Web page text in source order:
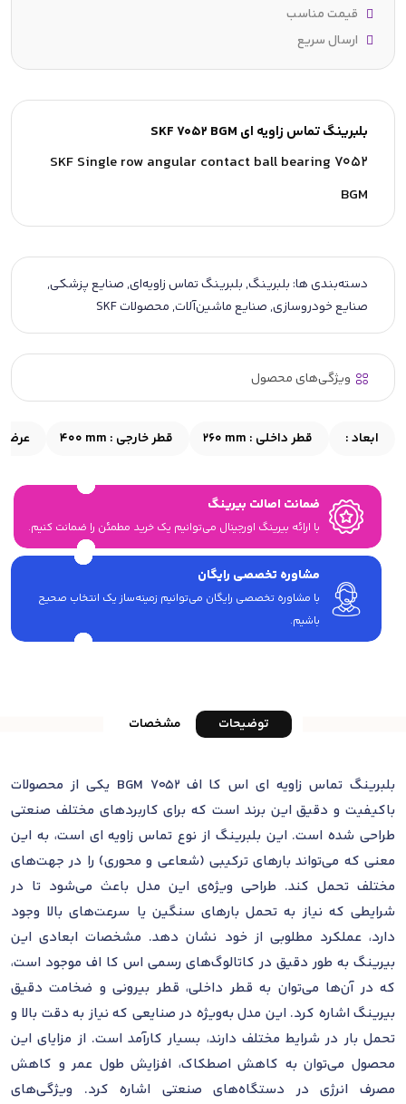
بلبرینگ تماس زاویه ای SKF 7052 BGM
SKF Single row angular contact ball bearing 7052
BGM
دسته‌بندی ها: بلبرینگ,بلبرینگ تماس زاویه‌ای,صنایع پزشکی,
صنایع خودروسازی,صنایع ماشین‌آلات,محصولات SKF
ویژگی‌های محصول
ابعاد : قطر داخلی : 260 mm قطر خارجی : 400 mm
ضمانت اصالت بیرینگ
با ارائه بیرینگ اورجینال می‎‌توانیم یک خرید مطمئن را ضمانت کنیم.
مشاوره تخصصی رایگان
با مشاوره تخصصی رایگان می‌توانیم زمینه‌ساز یک انتخاب صحیح
باشیم.
قیمت مناسب
ارسال سریع
توضیحات مشخصات
بلبرینگ تماس زاویه ای اس کا اف 7052 BGM یکی از محصولات
باکیفیت و دقیق این برند است که برای کاربردهای مختلف صنعتی
طراحی شده است. این بلبرینگ از نوع تماس زاویه ای است، به این
معنی که می‌تواند بارهای ترکیبی (شعاعی و محوری) را در جهت‌های
مختلف تحمل کند. طراحی ویژه‌ی این مدل باعث می‌شود تا در
شرایطی که نیاز به تحمل بارهای سنگین یا سرعت‌های بالا وجود
دارد، عملکرد مطلوبی از خود نشان دهد. مشخصات ابعادی این
بیرینگ به طور دقیق در کاتالوگ‌های رسمی اس کا اف موجود است،
که در آن‌ها می‌توان به قطر داخلی، قطر بیرونی و ضخامت دقیق
بیرینگ اشاره کرد. این مدل به‌ویژه در صنایعی که نیاز به دقت بالا و
تحمل بار در شرایط مختلف دارند، بسیار کارآمد است. از مزایای این
محصول می‌توان به کاهش اصطکاک، افزایش طول عمر و کاهش
مصرف انرژی در دستگاه‌های صنعتی اشاره کرد. ویژگی‌های